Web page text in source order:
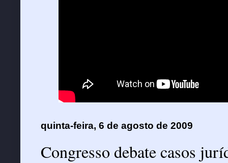
quinta-feira, 6 de agosto de 2009
Congresso debate casos